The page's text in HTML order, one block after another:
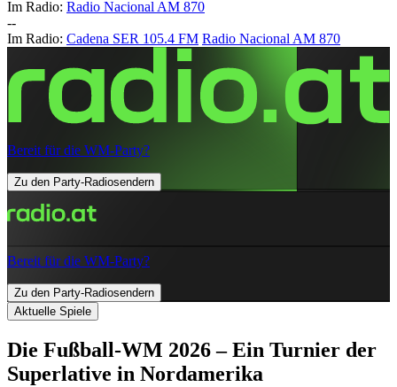
Im Radio: Radio Nacional AM 870
--
Im Radio: Cadena SER 105.4 FM Radio Nacional AM 870
Bereit für die WM-Party?
Zu den Party-Radiosendern
Bereit für die WM-Party?
Zu den Party-Radiosendern
Aktuelle Spiele
Die Fußball-WM 2026 – Ein Turnier der
Superlative in Nordamerika